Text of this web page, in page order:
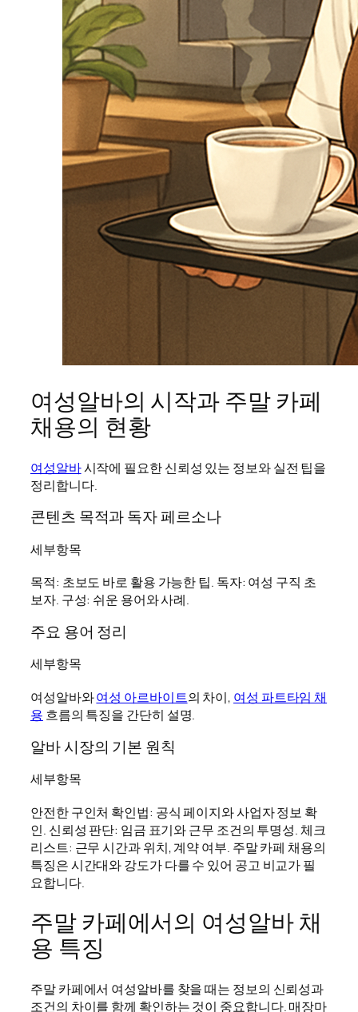
여성알바의 시작과 주말 카페
채용의 현황
여성알바시작에 필요한 신뢰성 있는 정보와 실전 팁을
정리합니다.
콘텐츠 목적과 독자 페르소나
세부항목
목적: 초보도 바로 활용 가능한 팁. 독자: 여성 구직 초
보자. 구성: 쉬운 용어와 사례.
주요 용어 정리
세부항목
여성알바와여성 아르바이트의 차이, 여성 파트타임 채
용 흐름의 특징을 간단히 설명.
알바 시장의 기본 원칙
세부항목
안전한 구인처 확인법: 공식 페이지와 사업자 정보 확
인. 신뢰성 판단: 임금 표기와 근무 조건의 투명성. 체크
리스트: 근무 시간과 위치, 계약 여부. 주말 카페 채용의
특징은 시간대와 강도가 다를 수 있어 공고 비교가 필
요합니다.
주말 카페에서의 여성알바 채
용 특징
주말 카페에서 여성알바를 찾을 때는 정보의 신뢰성과
조건의 차이를 함께 확인하는 것이 중요합니다. 매장마